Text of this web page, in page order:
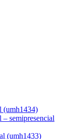
(umh1434)
semipresencial
(umh1433)